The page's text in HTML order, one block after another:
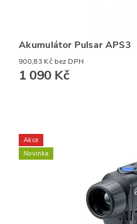
Akumulátor Pulsar APS3
900,83 Kč bez DPH
1 090 Kč
Akce
Novinka